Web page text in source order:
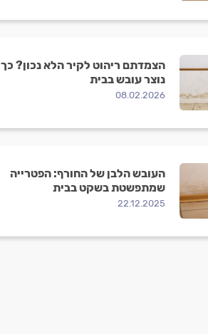
הצמדתם ריהוט לקיר הלא נכון? כך
נוצר עובש בבית
08.02.2026
העובש הלבן של החורף: הפטרייה
שמתפשטת בשקט בבית
22.12.2025